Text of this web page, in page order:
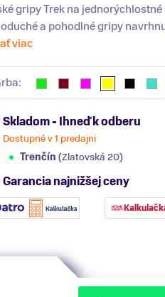
gripy Trek na jednorýchlostné
a pohodlné gripy
viac
Skladom - Ihneď k odberu
Dostupné v 1 predajni
Trenčín (Zlatovská 20)
Garancia najnižšej ceny